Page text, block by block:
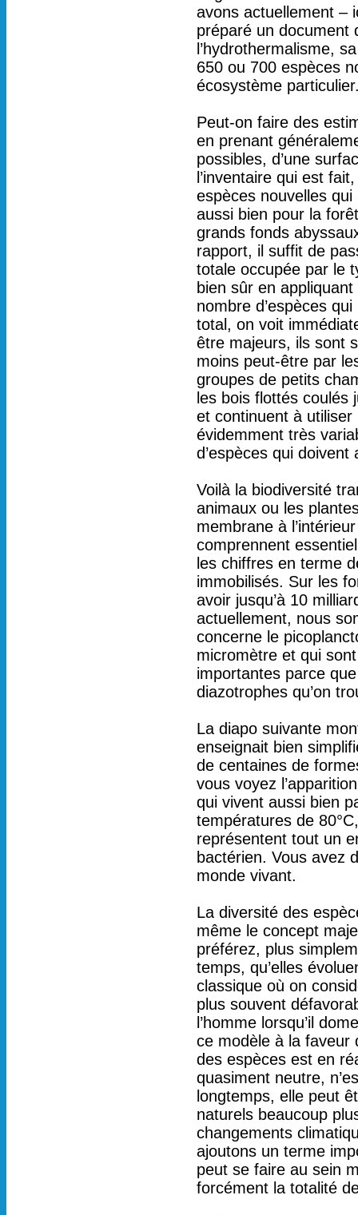
avons actuellement –
préparé un document
l’hydrothermalisme,
650 ou 700 espèces
écosystème
Peut-on faire des
en prenant
possibles, d’une
l’inventaire qui est
espèces nouvelles
aussi bien pour la
grands fonds
rapport, il suffit de
totale occupée par le
bien sûr en
nombre d’espèces
total, on voit
être majeurs, ils sont
moins peut-être par
groupes de petits
les bois flottés coulés
et continuent à
évidemment très
d’espèces qui
Voilà la biodiversité
animaux ou les
membrane à
comprennent
les chiffres en terme
immobilisés. Sur les
avoir jusqu’à 10
actuellement, nous
concerne le
micromètre et qui
importantes parce
diazotrophes qu’on
La diapo suivante
enseignait bien
de centaines de
vous voyez
qui vivent aussi bien
températures de
représentent tout un
bactérien. Vous avez
monde vivant.
La diversité des
même le concept
préférez, plus
temps, qu’elles
classique où on
plus souvent
l’homme lorsqu’il
ce modèle à la faveur
des espèces est en
quasiment neutre,
longtemps, elle peut
naturels beaucoup
changements
ajoutons un terme
peut se faire au sein
forcément la totalité